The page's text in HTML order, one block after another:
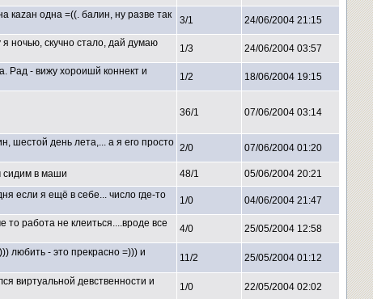
каzан одна =((. балин, ну разве так
3/1 24/06/2004 21:15
я ночью, скучно стало, дай думаю
1/3 24/06/2004 03:57
Рад - вижу хороишй коннект и
1/2 18/06/2004 19:15
36/1 07/06/2004 03:14
шестой день лета,... а я его просто 2/0 07/06/2004 01:20
сидим в маши 48/1 05/06/2004 20:21
если я ещё в себе... число где-то
1/0 04/06/2004 21:47
то работа не клеиться....вроде все
4/0 25/05/2004 12:58
любить - это прекрасно =))) и
11/2 25/05/2004 01:12
виртуальной девственности и
1/0 22/05/2004 02:02